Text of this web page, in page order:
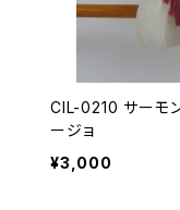
CIL-0210 サーモ
ージョ
¥3,000